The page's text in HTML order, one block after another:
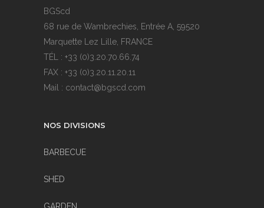
BGScd
68 rue de Wambrechies, Entrée A, 59520
Marquette Lez Lille, FRANCE
TÉL : +33 (0)3.20.70.66.74
FAX : +33 (0)3.20.11.20.11
Mail : contact@bgscd.com
NOS DIVISIONS
BARBECUE
SHED